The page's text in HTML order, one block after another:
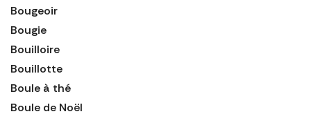
Bougeoir
Bougie
Bouilloire
Bouillotte
Boule à thé
Boule de Noël